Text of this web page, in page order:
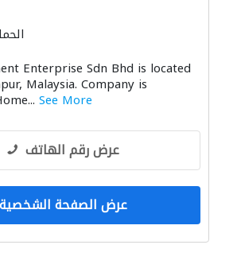
Enterprise Sdn Bhd is located
Malaysia. Company is
See More
عرض رقم الهاتف
عرض الصفحة الشخصية